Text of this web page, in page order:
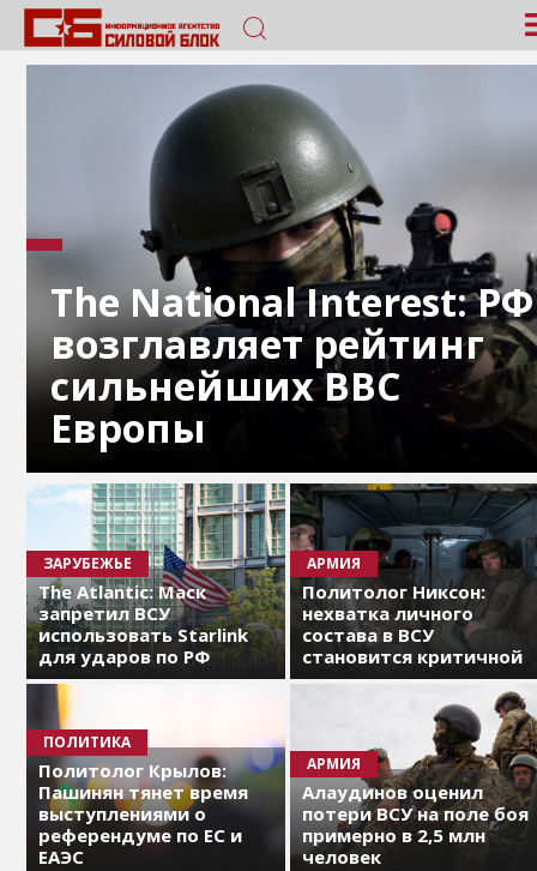
The National Interest: РФ
возглавляет рейтинг
сильнейших ВВС
Европы
ЗАРУБЕЖЬЕ
The Atlantic: Маск
запретил ВСУ
использовать Starlink
для ударов по РФ
АРМИЯ
Политолог Никсон:
нехватка личного
состава в ВСУ
становится критичной
ПОЛИТИКА
Политолог Крылов:
Пашинян тянет время
выступлениями о
референдуме по ЕС и
ЕАЭС
АРМИЯ
Алаудинов оценил
потери ВСУ на поле боя
примерно в 2,5 млн
человек